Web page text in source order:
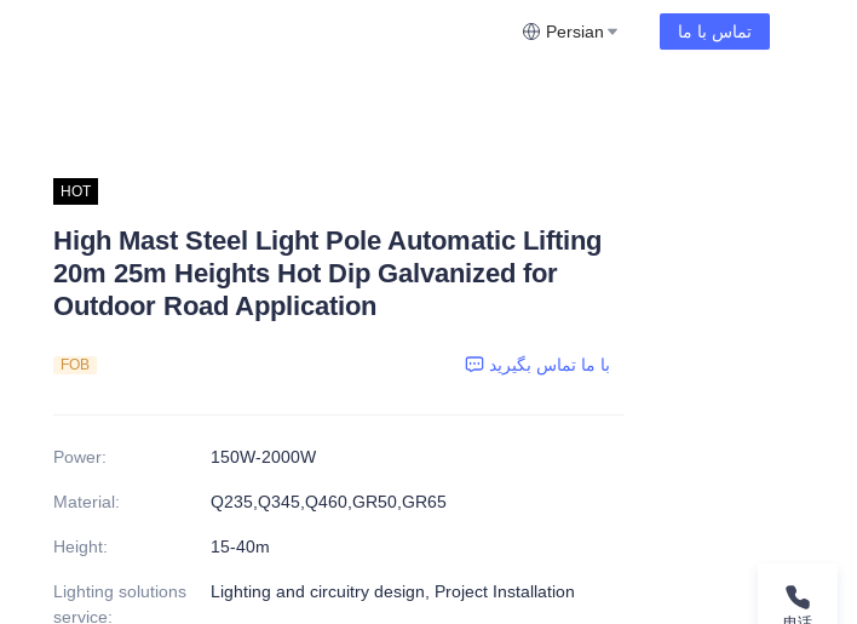
Persian تماس با ما
HOT
High Mast Steel Light Pole Automatic Lifting
20m 25m Heights Hot Dip Galvanized for
Outdoor Road Application
FOB با ما تماس بگیرید
Power: 150W-2000W
Material: Q235,Q345,Q460,GR50,GR65
Height: 15-40m
Lighting solutions
service:
Lighting and circuitry design, Project Installation